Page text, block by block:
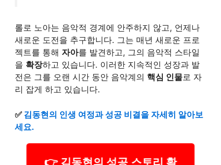
롤로 노아는 음악적 경계에 안주하지 않고, 언제나
새로운 도전을 추구합니다. 그는 매년 새로운 프로
젝트를 통해 자아를 발견하고, 그의 음악적 스타일
을 확장하고 있습니다. 이러한 지속적인 성장과 발
전은 그를 오랜 시간 동안 음악계의 핵심 인물로 자
리 잡게 하고 있습니다.
✅ 김동현의 인생 여정과 성공 비결을 자세히 알아보
세요.